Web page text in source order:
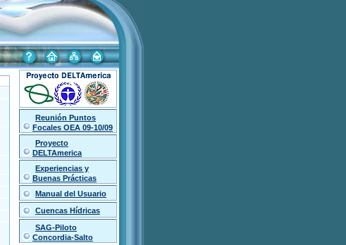
Reunión Puntos
Focales OEA 09-10/09
Proyecto
DELTAmerica
Experiencias y
Buenas Prácticas
Manual del Usuario
Cuencas Hídricas
SAG-Piloto
Concordia-Salto